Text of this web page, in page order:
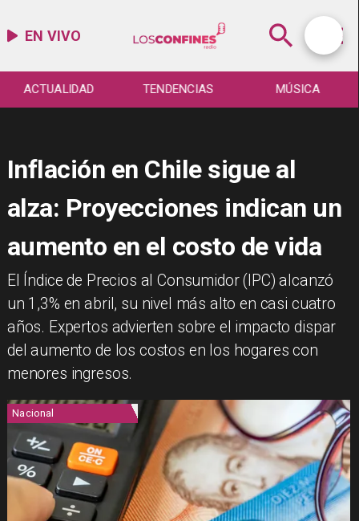
EN VIVO
ACTUALIDAD TENDENCIAS MÚSICA
Inflación en Chile sigue al
alza: Proyecciones indican un
aumento en el costo de vida
El Índice de Precios al Consumidor (IPC) alcanzó
un 1,3% en abril, su nivel más alto en casi cuatro
años. Expertos advierten sobre el impacto dispar
del aumento de los costos en los hogares con
menores ingresos.
Nacional